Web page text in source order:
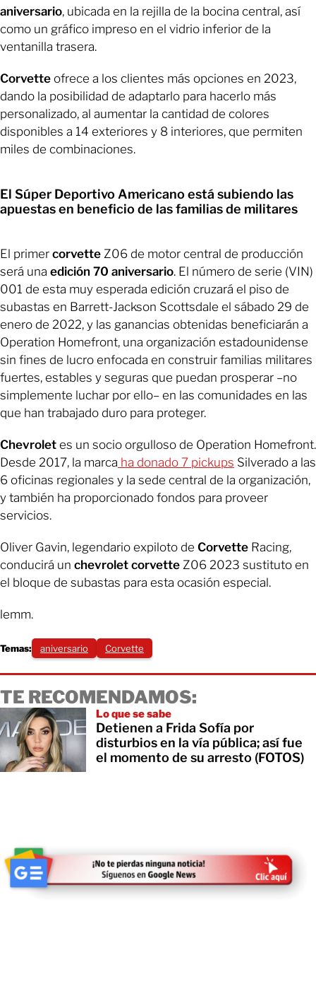
aniversario, ubicada en la rejilla de la bocina central, así
como un gráfico impreso en el vidrio inferior de la
ventanilla trasera.
Corvette ofrece a los clientes más opciones en 2023,
dando la posibilidad de adaptarlo para hacerlo más
personalizado, al aumentar la cantidad de colores
disponibles a 14 exteriores y 8 interiores, que permiten
miles de combinaciones.
El Súper Deportivo Americano está subiendo las
apuestas en beneficio de las familias de militares
El primer corvette Z06 de motor central de producción
será una edición 70 aniversario. El número de serie (VIN)
001 de esta muy esperada edición cruzará el piso de
subastas en Barrett-Jackson Scottsdale el sábado 29 de
enero de 2022, y las ganancias obtenidas beneficiarán a
Operation Homefront, una organización estadounidense
sin fines de lucro enfocada en construir familias militares
fuertes, estables y seguras que puedan prosperar –no
simplemente luchar por ello– en las comunidades en las
que han trabajado duro para proteger.
Chevrolet es un socio orgulloso de Operation Homefront.
Desde 2017, la marca ha donado 7 pickups Silverado a las
6 oficinas regionales y la sede central de la organización,
y también ha proporcionado fondos para proveer
servicios.
Oliver Gavin, legendario expiloto de Corvette Racing,
conducirá un chevrolet corvette Z06 2023 sustituto en
el bloque de subastas para esta ocasión especial.
lemm.
Temas: aniversario Corvette
TE RECOMENDAMOS:
Lo que se sabe
Detienen a Frida Sofía por
disturbios en la vía pública; así fue
el momento de su arresto (FOTOS)